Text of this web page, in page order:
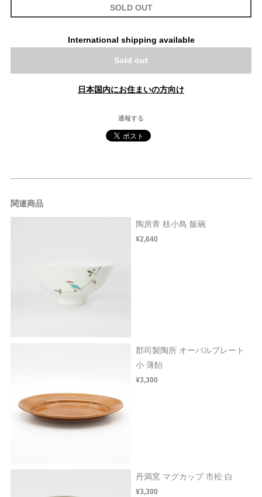
SOLD OUT
International shipping available
Sold out
日本国内にお住まいの方向け
通報する
関連商品
陶房青 枝小鳥 飯碗
¥2,640
郡司製陶所 オーバルプレート
小 薄飴
¥3,300
丹満窯 マグカップ 市松 白
¥3,300